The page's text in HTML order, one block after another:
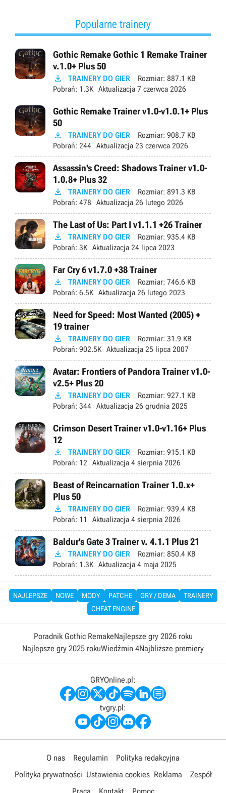
Popularne trainery
Gothic Remake Gothic 1 Remake Trainer
v.1.0+ Plus 50
 TRAINERY DO GIER Rozmiar: 887.1 KB
Pobrań: 1.3K Aktualizacja 7 czerwca 2026
Gothic Remake Trainer v1.0-v1.0.1+ Plus
50
 TRAINERY DO GIER Rozmiar: 908.7 KB
Pobrań: 244 Aktualizacja 23 czerwca 2026
Assassin's Creed: Shadows Trainer v1.0-
1.0.8+ Plus 32
 TRAINERY DO GIER Rozmiar: 891.3 KB
Pobrań: 478 Aktualizacja 26 lutego 2026
The Last of Us: Part I v1.1.1 +26 Trainer
 TRAINERY DO GIER Rozmiar: 935.4 KB
Pobrań: 3K Aktualizacja 24 lipca 2023
Far Cry 6 v1.7.0 +38 Trainer
 TRAINERY DO GIER Rozmiar: 746.6 KB
Pobrań: 6.5K Aktualizacja 26 lutego 2023
Need for Speed: Most Wanted (2005) +
19 trainer
 TRAINERY DO GIER Rozmiar: 31.9 KB
Pobrań: 902.5K Aktualizacja 25 lipca 2007
Avatar: Frontiers of Pandora Trainer v1.0-
v2.5+ Plus 20
 TRAINERY DO GIER Rozmiar: 927.1 KB
Pobrań: 344 Aktualizacja 26 grudnia 2025
Crimson Desert Trainer v1.0-v1.16+ Plus
12
 TRAINERY DO GIER Rozmiar: 915.1 KB
Pobrań: 12 Aktualizacja 4 sierpnia 2026
Beast of Reincarnation Trainer 1.0.x+
Plus 50
 TRAINERY DO GIER Rozmiar: 939.4 KB
Pobrań: 11 Aktualizacja 4 sierpnia 2026
Baldur's Gate 3 Trainer v. 4.1.1 Plus 21
 TRAINERY DO GIER Rozmiar: 850.4 KB
Pobrań: 1.3K Aktualizacja 4 maja 2025
NAJLEPSZE NOWE MODY PATCHE GRY / DEMA
TRAINERY
CHEAT ENGINE
Poradnik Gothic RemakeNajlepsze gry 2026 roku
Najlepsze gry 2025 rokuWiedźmin 4Najbliższe premiery
GRYOnline.pl:
tvgry.pl:
O nas Regulamin
Polityka redakcyjna
Polityka prywatności Ustawienia cookies Reklama
Zespół
Praca
Kontakt Pomoc